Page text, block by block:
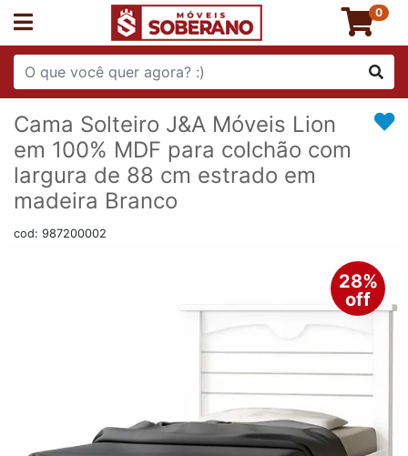
0
Cama Solteiro J&A Móveis Lion
em 100% MDF para colchão com
largura de 88 cm estrado em
madeira Branco
cod: 987200002
28%
off